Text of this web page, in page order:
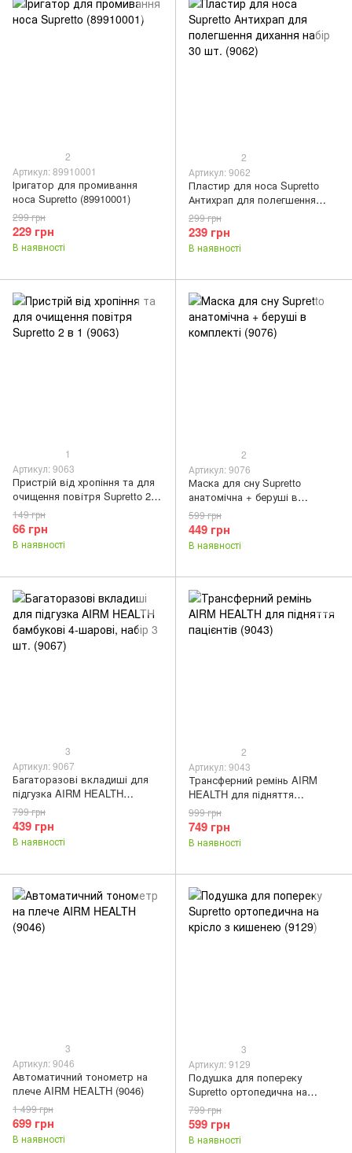
2
Артикул: 89910001
Іригатор для промивання
носа Supretto (89910001)
229 грн
299 грн
В наявності
2
Артикул: 9062
Пластир для носа Supretto
Антихрап для полегшення
дихання набір 30 шт. (9062)
239 грн
299 грн
В наявності
1
Артикул: 9063
Пристрій від хропіння та для
очищення повітря Supretto 2 в
1 (9063)
66 грн
149 грн
В наявності
2
Артикул: 9076
Маска для сну Supretto
анатомічна + беруші в
комплекті (9076)
449 грн
599 грн
В наявності
3
Артикул: 9067
Багаторазові вкладиші для
підгузка AIRM HEALTH
бамбукові 4-шарові, набір 3
шт. (9067)
439 грн
799 грн
В наявності
2
Артикул: 9043
Трансферний ремінь AIRM
HEALTH для підняття
пацієнтів (9043)
749 грн
999 грн
В наявності
3
Артикул: 9046
Автоматичний тонометр на
плече AIRM HEALTH (9046)
699 грн
1 499 грн
В наявності
3
Артикул: 9129
Подушка для попереку
Supretto ортопедична на
крісло з кишенею (9129)
599 грн
799 грн
В наявності